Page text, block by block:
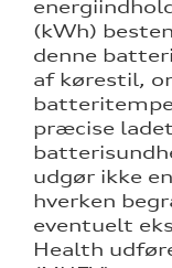
(kWh)
denne
af kørestil,
præcise
udgør ikke
hverken
eventuelt
Health